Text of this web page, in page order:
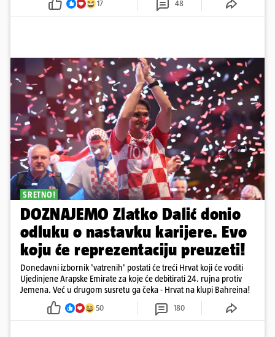
17 48
SRETNO!
DOZNAJEMO Zlatko Dalić donio
odluku o nastavku karijere. Evo
koju će reprezentaciju preuzeti!
Donedavni izbornik 'vatrenih' postati će treći Hrvat koji će voditi
Ujedinjene Arapske Emirate za koje će debitirati 24. rujna protiv
Jemena. Već u drugom susretu ga čeka - Hrvat na klupi Bahreina!
50 180